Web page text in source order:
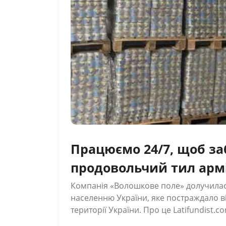
Працюємо 24/7, щоб
продовольчий тил
гендиректор компанії
поле
Компанія «Волошкове поле»
населенню України, яке постраждало
території України. Про це